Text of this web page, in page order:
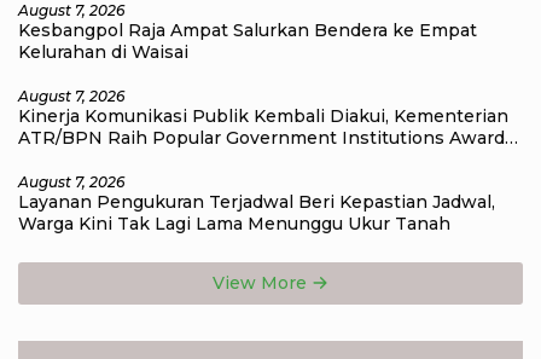
August 7, 2026
Kesbangpol Raja Ampat Salurkan Bendera ke Empat
Kelurahan di Waisai
August 7, 2026
Kinerja Komunikasi Publik Kembali Diakui, Kementerian
ATR/BPN Raih Popular Government Institutions Award
August 7, 2026
Layanan Pengukuran Terjadwal Beri Kepastian Jadwal,
Warga Kini Tak Lagi Lama Menunggu Ukur Tanah
View More